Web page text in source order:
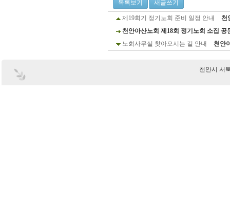
목록보기 새글쓰기
제19회기 정기노회 준비 일정 안내
천
천안아산노회 제18회 정기노회 소집 공
노회사무실 찾아오시는 길 안내
천안
천안시 서